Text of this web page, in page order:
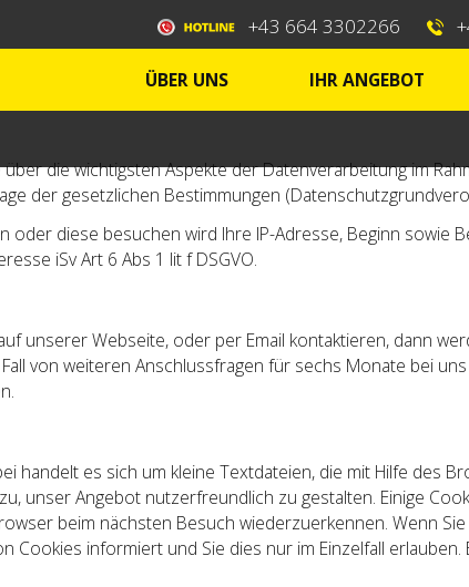
+43 664 3302266
ÜBER UNS IHR ANGEBOT
die wichtigsten Aspekte der Datenverarbeitung im
der gesetzlichen Bestimmungen
diese besuchen wird Ihre IP-Adresse, Beginn sowie
iSv Art 6 Abs 1 lit f DSGVO.
unserer Webseite, oder per Email kontaktieren, dann
von weiteren Anschlussfragen für sechs Monate bei
handelt es sich um kleine Textdateien, die mit Hilfe des
unser Angebot nutzerfreundlich zu gestalten. Einige
beim nächsten Besuch wiederzuerkennen. Wenn
Cookies informiert und Sie dies nur im Einzelfall